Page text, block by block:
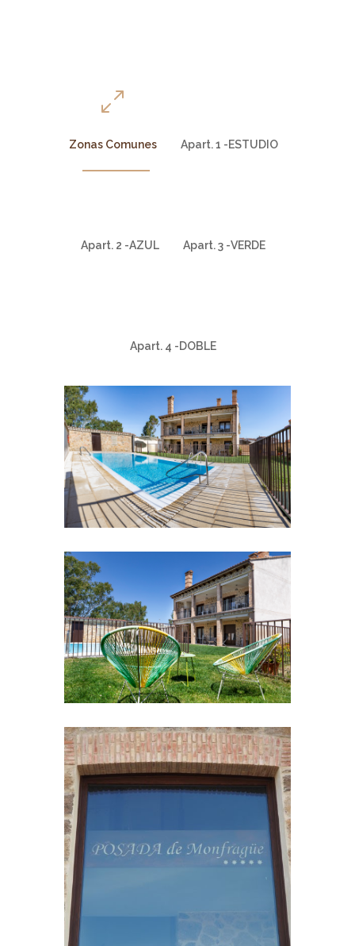
0
Zonas Comunes Apart. 1 -ESTUDIO
Apart. 2 -AZUL Apart. 3 -VERDE
Apart. 4 -DOBLE